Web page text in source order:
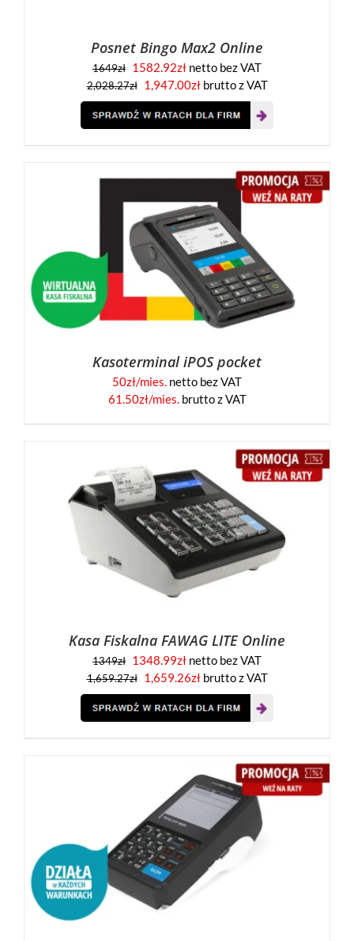
Posnet Bingo Max2 Online
1649zł 1582.92zł netto bez VAT
2,028.27zł 1,947.00złbrutto z VAT
Kasoterminal iPOS pocket
50zł/mies. netto bez VAT
61.50zł/mies.brutto z VAT
Kasa Fiskalna FAWAG LITE Online
1349zł 1348.99zł netto bez VAT
1,659.27zł 1,659.26złbrutto z VAT